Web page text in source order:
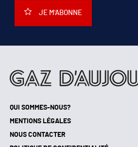
QUI SOMMES-NOUS?
MENTIONS LÉGALES
NOUS CONTACTER
JE M'ABONNE